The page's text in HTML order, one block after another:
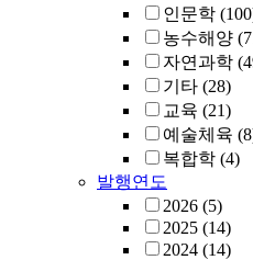
인문학
농수해양
자연과학
기타 (28)
교육 (21)
예술체육
복합학 (4)
발행연도
2026 (5)
2025 (14)
2024 (14)